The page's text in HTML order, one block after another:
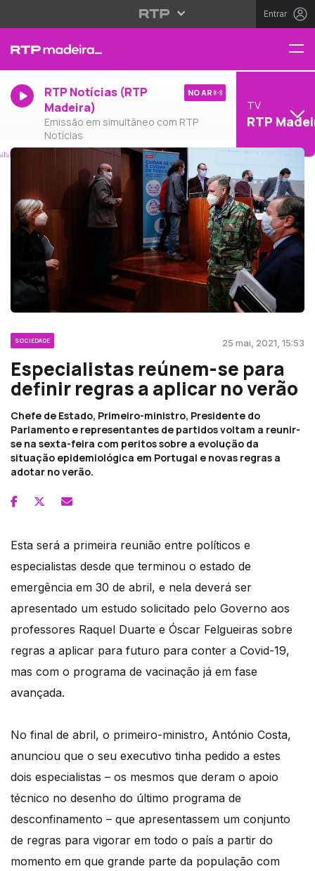
Entrar
RTP Notícias (RTP
Madeira)
Emissão em simultâneo com RTP
Notícias
NO AR
TV
RTP
SOCIEDADE 25 mai, 2021, 15:53
Especialistas reúnem-se para
definir regras a aplicar no verão
Chefe de Estado, Primeiro-ministro, Presidente do
Parlamento e representantes de partidos voltam a reunir-
se na sexta-feira com peritos sobre a evolução da
situação epidemiológica em Portugal e novas regras a
adotar no verão.
Esta será a primeira reunião entre políticos e
especialistas desde que terminou o estado de
emergência em 30 de abril, e nela deverá ser
apresentado um estudo solicitado pelo Governo aos
professores Raquel Duarte e Óscar Felgueiras sobre
regras a aplicar para futuro para conter a Covid-19,
mas com o programa de vacinação já em fase
avançada.
No final de abril, o primeiro-ministro, António Costa,
anunciou que o seu executivo tinha pedido a estes
dois especialistas – os mesmos que deram o apoio
técnico no desenho do último programa de
desconfinamento – que apresentassem um conjunto
de regras para vigorar em todo o país a partir do
momento em que grande parte da população com